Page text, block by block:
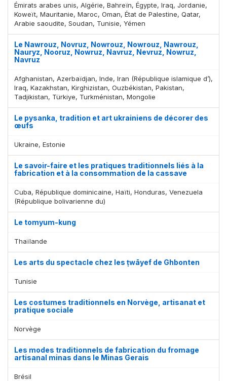
Émirats arabes unis, Algérie, Bahreïn, Égypte, Iraq, Jordanie,
Koweït, Mauritanie, Maroc, Oman, État de Palestine, Qatar,
Arabie saoudite, Soudan, Tunisie, Yémen
Le Nawrouz, Novruz, Nowrouz, Nowrouz, Nawrouz,
Nauryz, Nooruz, Nowruz, Navruz, Nevruz, Nowruz,
Navruz
Afghanistan, Azerbaïdjan, Inde, Iran (République islamique d’),
Iraq, Kazakhstan, Kirghizistan, Ouzbékistan, Pakistan,
Tadjikistan, Türkiye, Turkménistan, Mongolie
Le pysanka, tradition et art ukrainiens de décorer des
œufs
Ukraine, Estonie
Le savoir-faire et les pratiques traditionnels liés à la
fabrication et à la consommation de la cassave
Cuba, République dominicaine, Haïti, Honduras, Venezuela
(République bolivarienne du)
Le tomyum-kung
Thaïlande
Les arts du spectacle chez les ṭwāyef de Ghbonten
Tunisie
Les costumes traditionnels en Norvège, artisanat et
pratique sociale
Norvège
Les modes traditionnels de fabrication du fromage
artisanal minas dans le Minas Gerais
Brésil